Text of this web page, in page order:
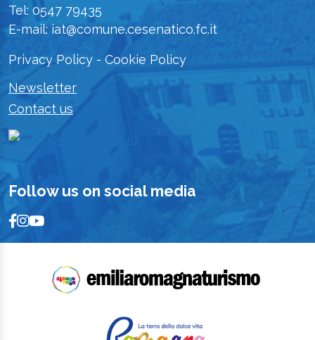
Tel: 0547 79435
E-mail: iat@comune.cesenatico.fc.it
Privacy Policy - Cookie Policy
Newsletter
Contact us
Follow us on social media